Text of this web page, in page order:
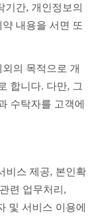
기간, 개인정보의
내용을 서면 또
의 목적으로 개
합니다. 다만, 그
수탁자를 고객에
비스 제공, 본인확
련 업무처리,
및 서비스 이용에